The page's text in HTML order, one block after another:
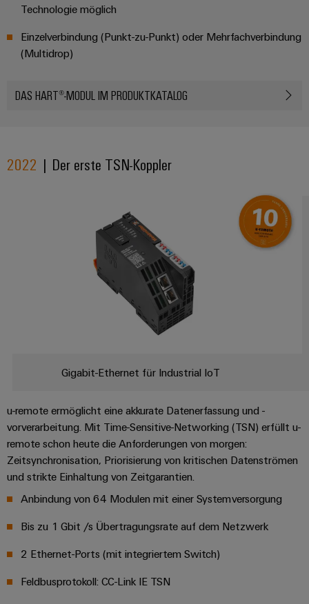
Technologie möglich
Einzelverbindung (Punkt-zu-Punkt) oder Mehrfachverbindung
(Multidrop)
DAS HART®-MODUL IM PRODUKTKATALOG
2022 | Der erste TSN-Koppler
Gigabit-Ethernet für Industrial IoT
u-remote ermöglicht eine akkurate Datenerfassung und -
vorverarbeitung. Mit Time-Sensitive-Networking (TSN) erfüllt u-
remote schon heute die Anforderungen von morgen:
Zeitsynchronisation, Priorisierung von kritischen Datenströmen
und strikte Einhaltung von Zeitgarantien.​
Anbindung von 64 Modulen mit einer Systemversorgung
Bis zu 1 Gbit /s Übertragungsrate auf dem Netzwerk​
2 Ethernet-Ports (mit integriertem Switch)​​
Feldbusprotokoll: CC-Link IE TSN​​